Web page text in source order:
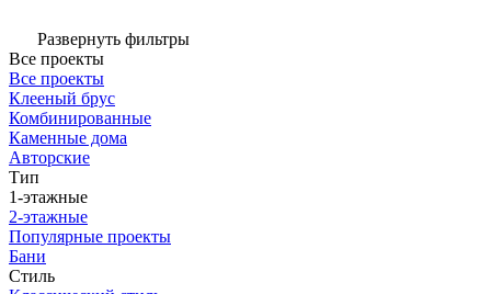
Развернуть фильтры
Все проекты
Все проекты
Клееный брус
Комбинированные
Каменные дома
Авторские
Тип
1-этажные
2-этажные
Популярные проекты
Бани
Стиль